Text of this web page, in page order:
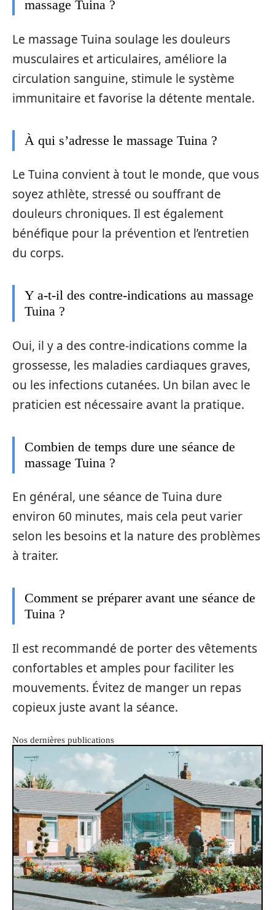
massage Tuina ?
Le massage Tuina soulage les douleurs
musculaires et articulaires, améliore la
circulation sanguine, stimule le système
immunitaire et favorise la détente mentale.
À qui s’adresse le massage Tuina ?
Le Tuina convient à tout le monde, que vous
soyez athlète, stressé ou souffrant de
douleurs chroniques. Il est également
bénéfique pour la prévention et l’entretien
du corps.
Y a-t-il des contre-indications au massage
Tuina ?
Oui, il y a des contre-indications comme la
grossesse, les maladies cardiaques graves,
ou les infections cutanées. Un bilan avec le
praticien est nécessaire avant la pratique.
Combien de temps dure une séance de
massage Tuina ?
En général, une séance de Tuina dure
environ 60 minutes, mais cela peut varier
selon les besoins et la nature des problèmes
à traiter.
Comment se préparer avant une séance de
Tuina ?
Il est recommandé de porter des vêtements
confortables et amples pour faciliter les
mouvements. Évitez de manger un repas
copieux juste avant la séance.
Nos dernières publications